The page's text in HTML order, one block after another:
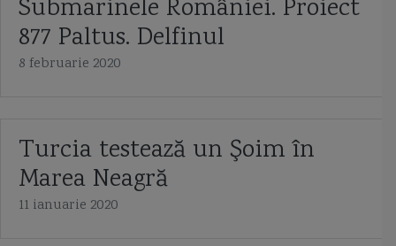
Submarinele României. Proiect
877 Paltus. Delfinul
8 februarie 2020
Turcia testează un Şoim în
Marea Neagră
11 ianuarie 2020